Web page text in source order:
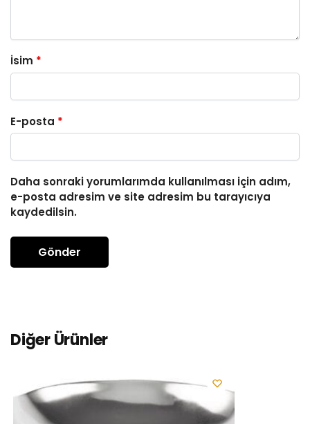
İsim *
E-posta *
Daha sonraki yorumlarımda kullanılması için adım,
e-posta adresim ve site adresim bu tarayıcıya
kaydedilsin.
Diğer Ürünler